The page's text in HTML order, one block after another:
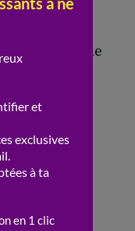
?
sociale
ou du
de
faire
?